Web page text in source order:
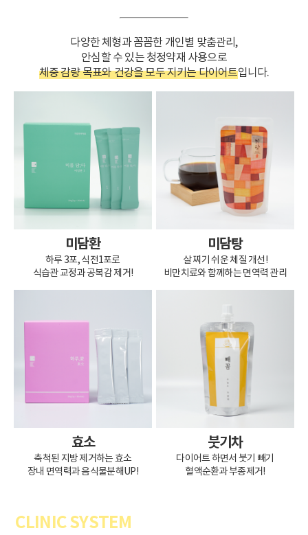
다양한 체형과 꼼꼼한 개인별 맞춤관리,
안심할 수 있는 청정약재 사용으로
체중 감량 목표와 건강을 모두 지키는 다이어트입니다.
미담환
하루 3포, 식전1포로
식습관 교정과 공복감 제거!
미담탕
살 찌기 쉬운 체질 개선!
비만치료와 함께하는 면역력 관리
효소
축척된 지방 제거하는 효소
장내 면역력과 음식물분해UP!
붓기차
다이어트 하면서 붓기 빼기
혈액순환과 부종제거!
CLINIC SYSTEM